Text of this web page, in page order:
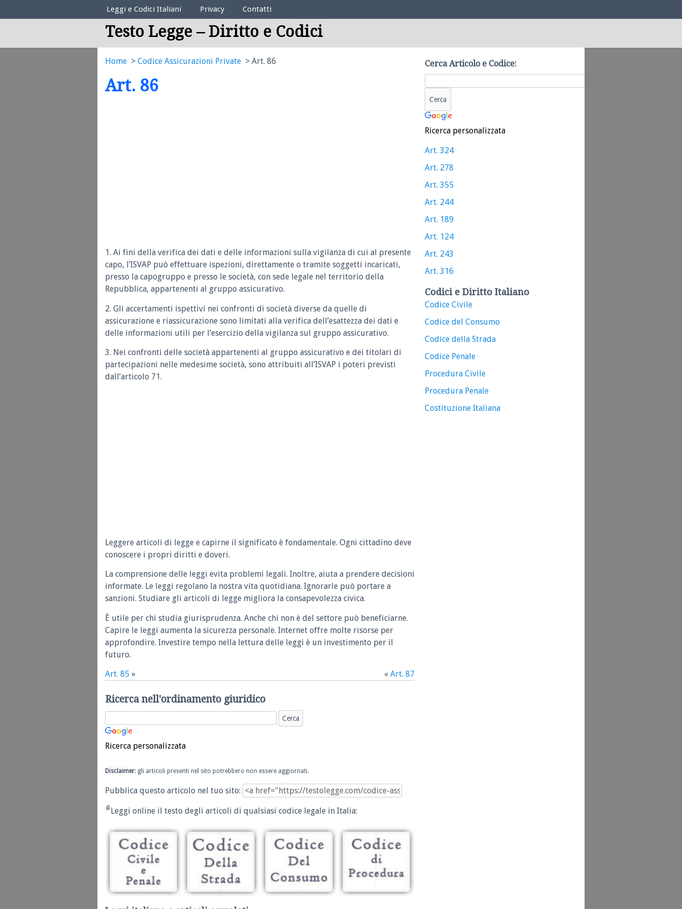
Elenco Codici Legali
Leggi e Codici Italiani Privacy Contatti
Testo Legge – Diritto e Codici
Home Codice Assicurazioni Private Art. 86
Art. 86
1. Ai fini della verifica dei dati e delle informazioni sulla vigilanza di cui al presente
capo, l’ISVAP può effettuare ispezioni, direttamente o tramite soggetti incaricati,
presso la capogruppo e presso le società, con sede legale nel territorio della
Repubblica, appartenenti al gruppo assicurativo.
2. Gli accertamenti ispettivi nei confronti di società diverse da quelle di
assicurazione e riassicurazione sono limitati alla verifica dell’esattezza dei dati e
delle informazioni utili per l’esercizio della vigilanza sul gruppo assicurativo.
3. Nei confronti delle società appartenenti al gruppo assicurativo e dei titolari di
partecipazioni nelle medesime società, sono attribuiti all’ISVAP i poteri previsti
dall’articolo 71.
Leggere articoli di legge e capirne il significato è fondamentale. Ogni cittadino deve
conoscere i propri diritti e doveri.
La comprensione delle leggi evita problemi legali. Inoltre, aiuta a prendere decisioni
informate. Le leggi regolano la nostra vita quotidiana. Ignorarle può portare a
sanzioni. Studiare gli articoli di legge migliora la consapevolezza civica.
È utile per chi studia giurisprudenza. Anche chi non è del settore può beneficiarne.
Capire le leggi aumenta la sicurezza personale. Internet offre molte risorse per
approfondire. Investire tempo nella lettura delle leggi è un investimento per il
futuro.
Art. 85 » « Art. 87
Ricerca nell'ordinamento giuridico
Ricerca personalizzata
Disclaimer: gli articoli presenti nel sito potrebbero non essere aggiornati.
Pubblica questo articolo nel tuo sito:
Leggi online il testo degli articoli di qualsiasi codice legale in Italia:
Cerca Articolo e Codice:
Ricerca personalizzata
Art. 324
Art. 278
Art. 355
Art. 244
Art. 189
Art. 124
Art. 243
Art. 316
Codici e Diritto Italiano
Codice Civile
Codice del Consumo
Codice della Strada
Codice Penale
Procedura Civile
Procedura Penale
Costituzione Italiana